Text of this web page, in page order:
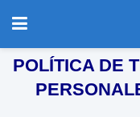
POLÍTICA DE